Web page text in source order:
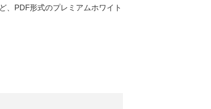
、PDF形式のプレミアムホワイト